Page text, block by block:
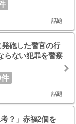
話題
砲した警官の行
らない犯罪を警察
件
話題
？」赤福2個を